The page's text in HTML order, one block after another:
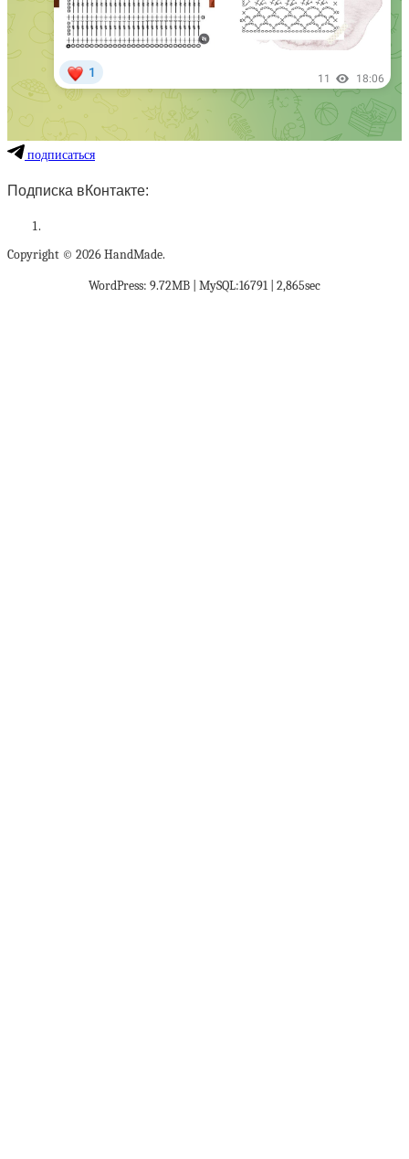
подписаться
Подписка вКонтакте:
Copyright © 2026 HandMade.
WordPress: 9.72MB | MySQL:16791 | 2,865sec